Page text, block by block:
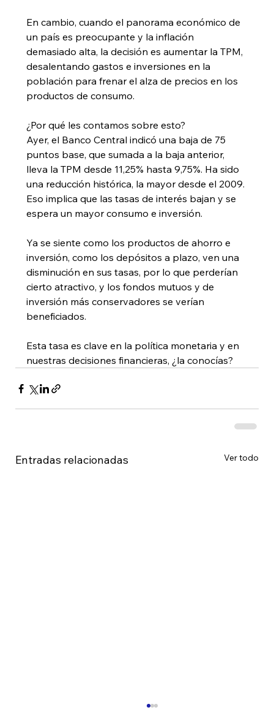
En cambio, cuando el panorama económico de
un país es preocupante y la inflación
demasiado alta, la decisión es aumentar la TPM,
desalentando gastos e inversiones en la
población para frenar el alza de precios en los
productos de consumo.
¿Por qué les contamos sobre esto?
Ayer, el Banco Central indicó una baja de 75
puntos base, que sumada a la baja anterior,
lleva la TPM desde 11,25% hasta 9,75%. Ha sido
una reducción histórica, la mayor desde el 2009.
Eso implica que las tasas de interés bajan y se
espera un mayor consumo e inversión.
Ya se siente como los productos de ahorro e
inversión, como los depósitos a plazo, ven una
disminución en sus tasas, por lo que perderían
cierto atractivo, y los fondos mutuos y de
inversión más conservadores se verían
beneficiados.
Esta tasa es clave en la política monetaria y en
nuestras decisiones financieras, ¿la conocías?
Entradas relacionadas Ver todo